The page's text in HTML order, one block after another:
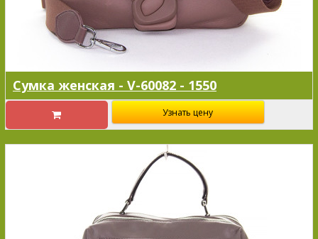
Сумка женская - V-60082 - 1550
Узнать цену